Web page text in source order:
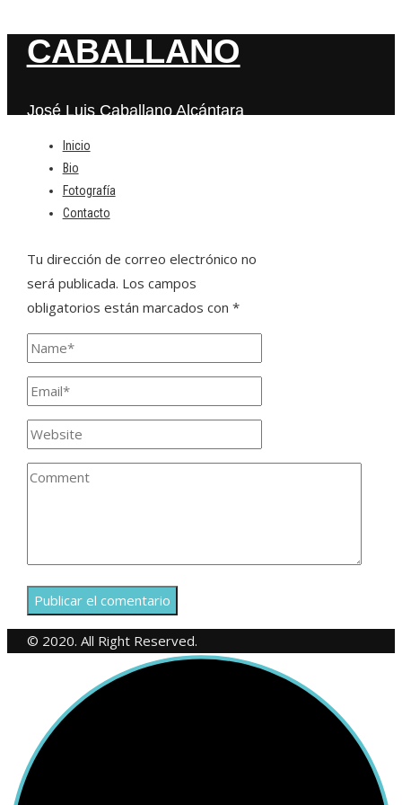
CABALLANO
José Luis Caballano Alcántara
Inicio
Bio
Fotografía
Contacto
Deja una respuesta
Tu dirección de correo electrónico no
será publicada. Los campos
obligatorios están marcados con *
© 2020. All Right Reserved.